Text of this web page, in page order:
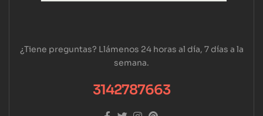
¿Tiene preguntas? Llámenos 24 horas al día, 7 días a la
semana.
3142787663